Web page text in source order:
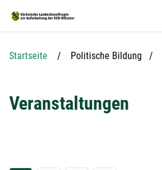
Service
Startseite Politische Bildung
Veranstaltungen